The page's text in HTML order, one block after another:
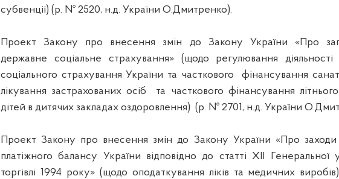
субвенції) (р. № 2520, н.д. України О.Дмитренко).
Проект Закону про внесення змін до Закону України «Про
державне соціальне страхування» (щодо регулювання діяльності
соціального страхування України та часткового
фінансування
лікування застрахованих осіб
та часткового фінансування
дітей в дитячих закладах оздоровлення) (р. № 2701, н.д. України
Проект Закону про внесення змін до Закону України «Про заходи
платіжного балансу України відповідно до статті ХІІ Генеральної
торгівлі 1994 року» (щодо оподаткування ліків та медичних